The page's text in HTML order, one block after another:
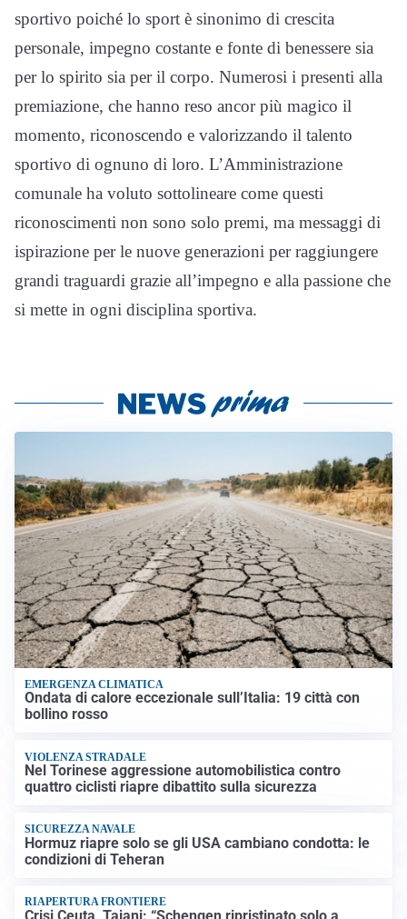
sportivo poiché lo sport è sinonimo di crescita
personale, impegno costante e fonte di benessere sia
per lo spirito sia per il corpo. Numerosi i presenti alla
premiazione, che hanno reso ancor più magico il
momento, riconoscendo e valorizzando il talento
sportivo di ognuno di loro. L’Amministrazione
comunale ha voluto sottolineare come questi
riconoscimenti non sono solo premi, ma messaggi di
ispirazione per le nuove generazioni per raggiungere
grandi traguardi grazie all’impegno e alla passione che
si mette in ogni disciplina sportiva.
EMERGENZA CLIMATICA
Ondata di calore eccezionale sull’Italia: 19 città con
bollino rosso
VIOLENZA STRADALE
Nel Torinese aggressione automobilistica contro
quattro ciclisti riapre dibattito sulla sicurezza
SICUREZZA NAVALE
Hormuz riapre solo se gli USA cambiano condotta: le
condizioni di Teheran
RIAPERTURA FRONTIERE
Crisi Ceuta, Tajani: “Schengen ripristinato solo a